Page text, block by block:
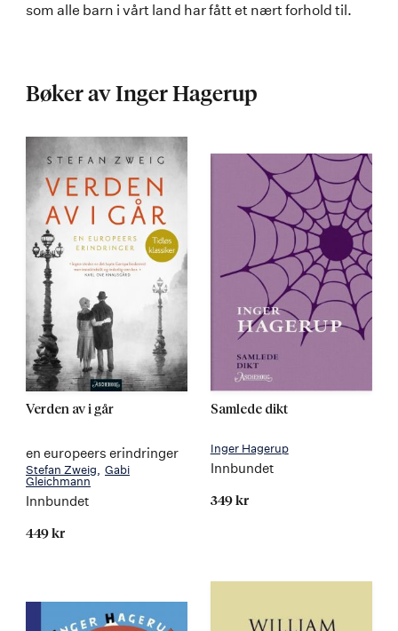
som alle barn i vårt land har fått et nært forhold til.
Bøker av Inger Hagerup
Verden av i går
en europeers erindringer
Stefan Zweig
Gabi
Gleichmann
Innbundet
449 kr
Samlede dikt
Inger Hagerup
Innbundet
349 kr